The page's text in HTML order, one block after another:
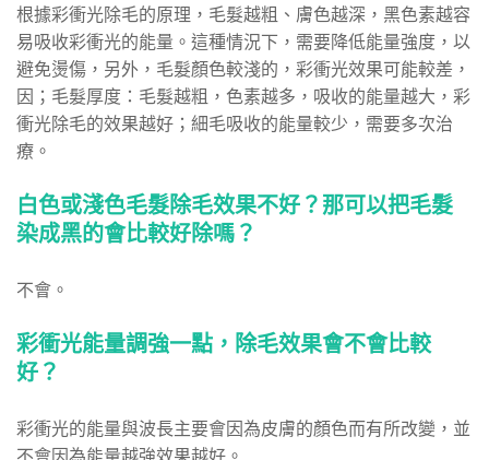
根據彩衝光除毛的原理，毛髮越粗、膚色越深，黑色素越容
易吸收彩衝光的能量。這種情況下，需要降低能量強度，以
避免燙傷，另外，毛髮顏色較淺的，彩衝光效果可能較差，
因；毛髮厚度：毛髮越粗，色素越多，吸收的能量越大，彩
衝光除毛的效果越好；細毛吸收的能量較少，需要多次治
療。
白色或淺色毛髮除毛效果不好？那可以把毛髮
染成黑的會比較好除嗎？
不會。
彩衝光能量調強一點，除毛效果會不會比較
好？
彩衝光的能量與波長主要會因為皮膚的顏色而有所改變，並